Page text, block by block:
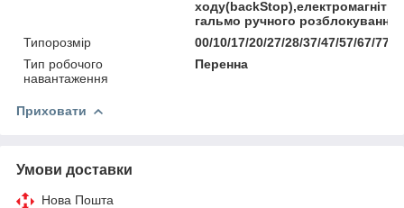
гальмо ручного
Типорозмір
00/10/17/20/27/28/37/47/57/67/77/
Тип робочого
навантаження
Перенна
Приховати
Умови доставки
Нова Пошта